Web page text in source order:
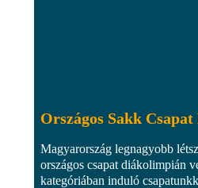
Országos Sakk
Magyarország legnagyobb
országos csapat diákolimpián
kategóriában induló